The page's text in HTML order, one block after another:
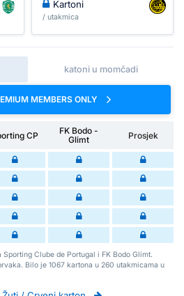
Kartoni
/ utakmica
katoni u momčadi
MEMBERS ONLY
CP
FK Bodo -
Glimt
Prosjek
Clube de Portugal i FK Bodo Glimt.
Bilo je 1067 kartona u 260 utakmicama u